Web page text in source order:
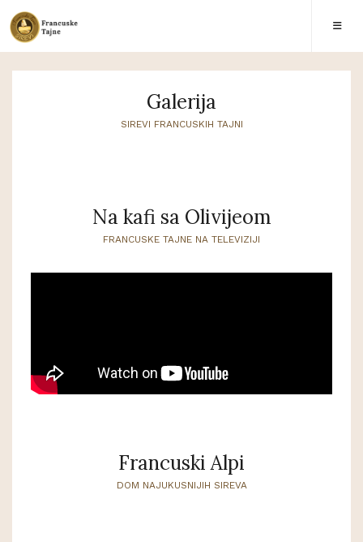
Galerija
SIREVI FRANCUSKIH TAJNI
Na kafi sa Olivijeom
FRANCUSKE TAJNE NA TELEVIZIJI
Francuski Alpi
DOM NAJUKUSNIJIH SIREVA